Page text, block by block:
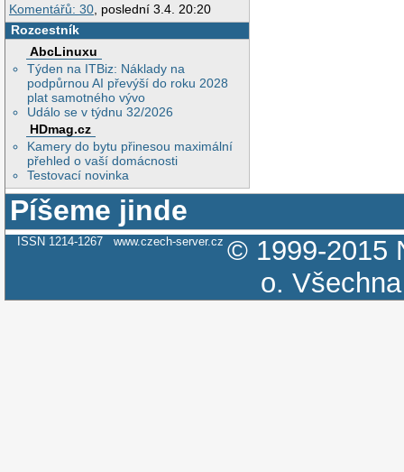
Komentářů: 30 , poslední 3.4. 20:20
Rozcestník
AbcLinuxu
Týden na ITBiz: Náklady na
podpůrnou AI převýší do roku 2028
plat samotného vývo
Událo se v týdnu 32/2026
HDmag.cz
Kamery do bytu přinesou maximální
přehled o vaší domácnosti
Testovací novinka
Píšeme jinde
ISSN 1214-1267 www.czech-server.cz © 1999-2015
o.